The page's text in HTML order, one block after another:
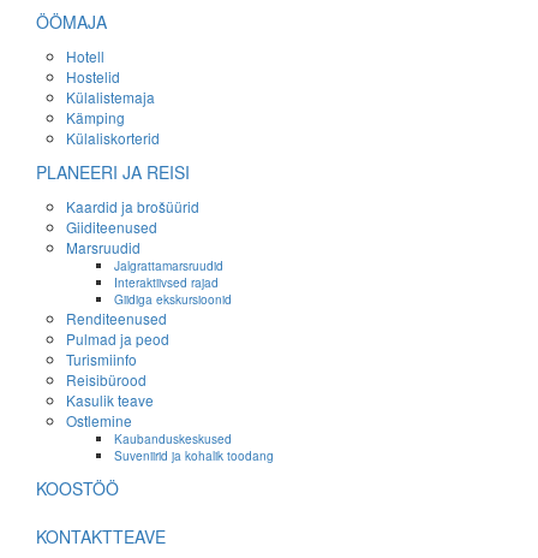
ÖÖMAJA
Hotell
Hostelid
Külalistemaja
Kämping
Külaliskorterid
PLANEERI JA REISI
Kaardid ja brošüürid
Giiditeenused
Marsruudid
Jalgrattamarsruudid
Interaktiivsed rajad
Giidiga ekskursioonid
Renditeenused
Pulmad ja peod
Turismiinfo
Reisibürood
Kasulik teave
Ostlemine
Kaubanduskeskused
Suveniirid ja kohalik toodang
KOOSTÖÖ
KONTAKTTEAVE